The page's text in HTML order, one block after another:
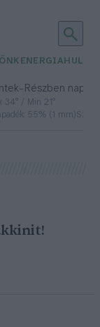
ENERGIA
– Részben
34° / Min 21°
55% (1 mm)Szél: